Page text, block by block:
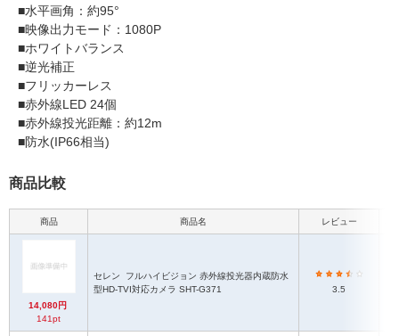
■水平画角：約95°
■映像出力モード：1080P
■ホワイトバランス
■逆光補正
■フリッカーレス
■赤外線LED 24個
■赤外線投光距離：約12m
■防水(IP66相当)
商品比較
商品 商品名 レビュー
14,080円
141pt
セレン
型HD-TVI対応カメラ SHT-G371
3.5